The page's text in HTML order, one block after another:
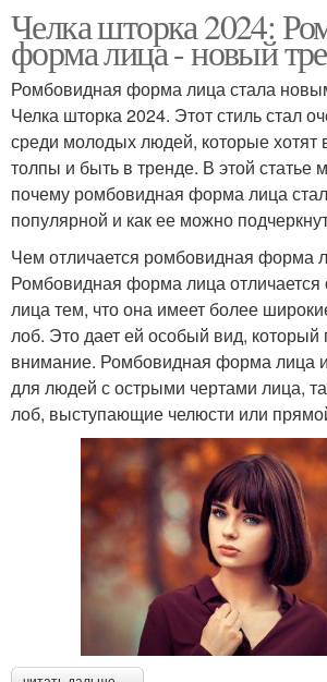
Челка шторка 2024:
форма лица - новый
Ромбовидная форма лица стала
Челка шторка 2024. Этот стиль стал
среди молодых людей, которые хотят
толпы и быть в тренде. В этой статье
почему ромбовидная форма лица
популярной и как ее можно
Чем отличается ромбовидная форма
Ромбовидная форма лица отличается
лица тем, что она имеет более
лоб. Это дает ей особый вид, который
внимание. Ромбовидная форма лица
для людей с острыми чертами лица,
лоб, выступающие челюсти или